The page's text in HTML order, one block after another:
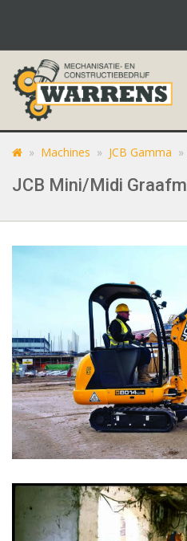
» Machines » JCB Gamma »
JCB Mini/Midi